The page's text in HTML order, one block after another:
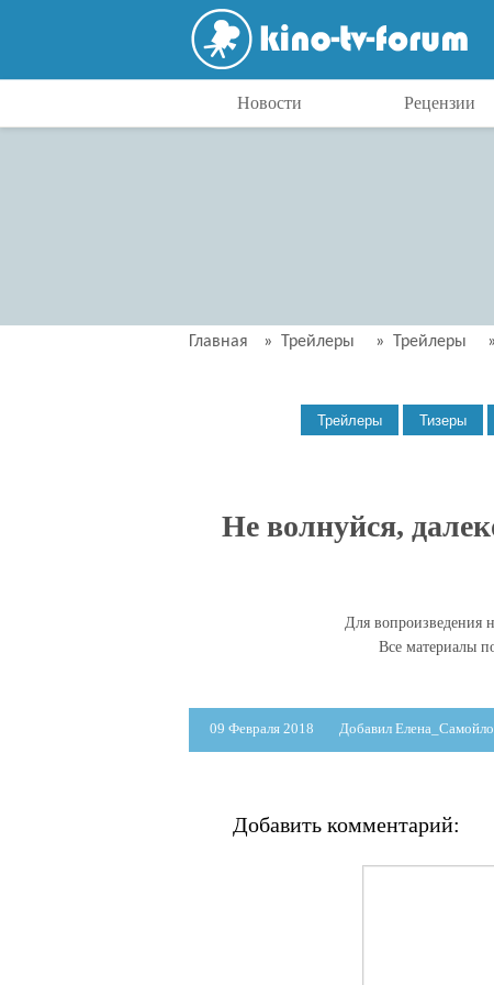
Новости Рецензии
Главная » Трейлеры » Трейлеры »
Не волнуйся,
Для вопроизведения
Все материалы
09 Февраля 2018 Добавил
Добавить комментарий: